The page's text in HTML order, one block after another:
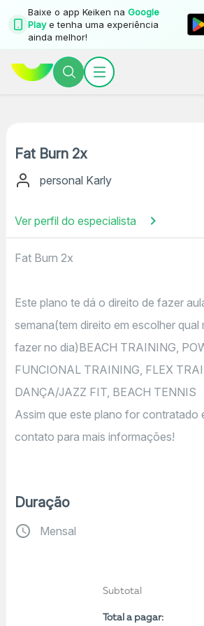
Baixe o app Keiken na Google
Playe tenha uma experiência
ainda melhor!
Fat Burn 2x
personal Karly
Ver perfil do especialista
Fat Burn 2x
Este plano te dá o direito de fazer
semana(tem direito em escolher qual
fazer no dia)BEACH TRAINING,
FUNCIONAL TRAINING, FLEX
DANÇA/JAZZ FIT, BEACH
Assim que este plano for contratado
contato para mais informações!
Duração
Mensal
Subtotal
Total a pagar: